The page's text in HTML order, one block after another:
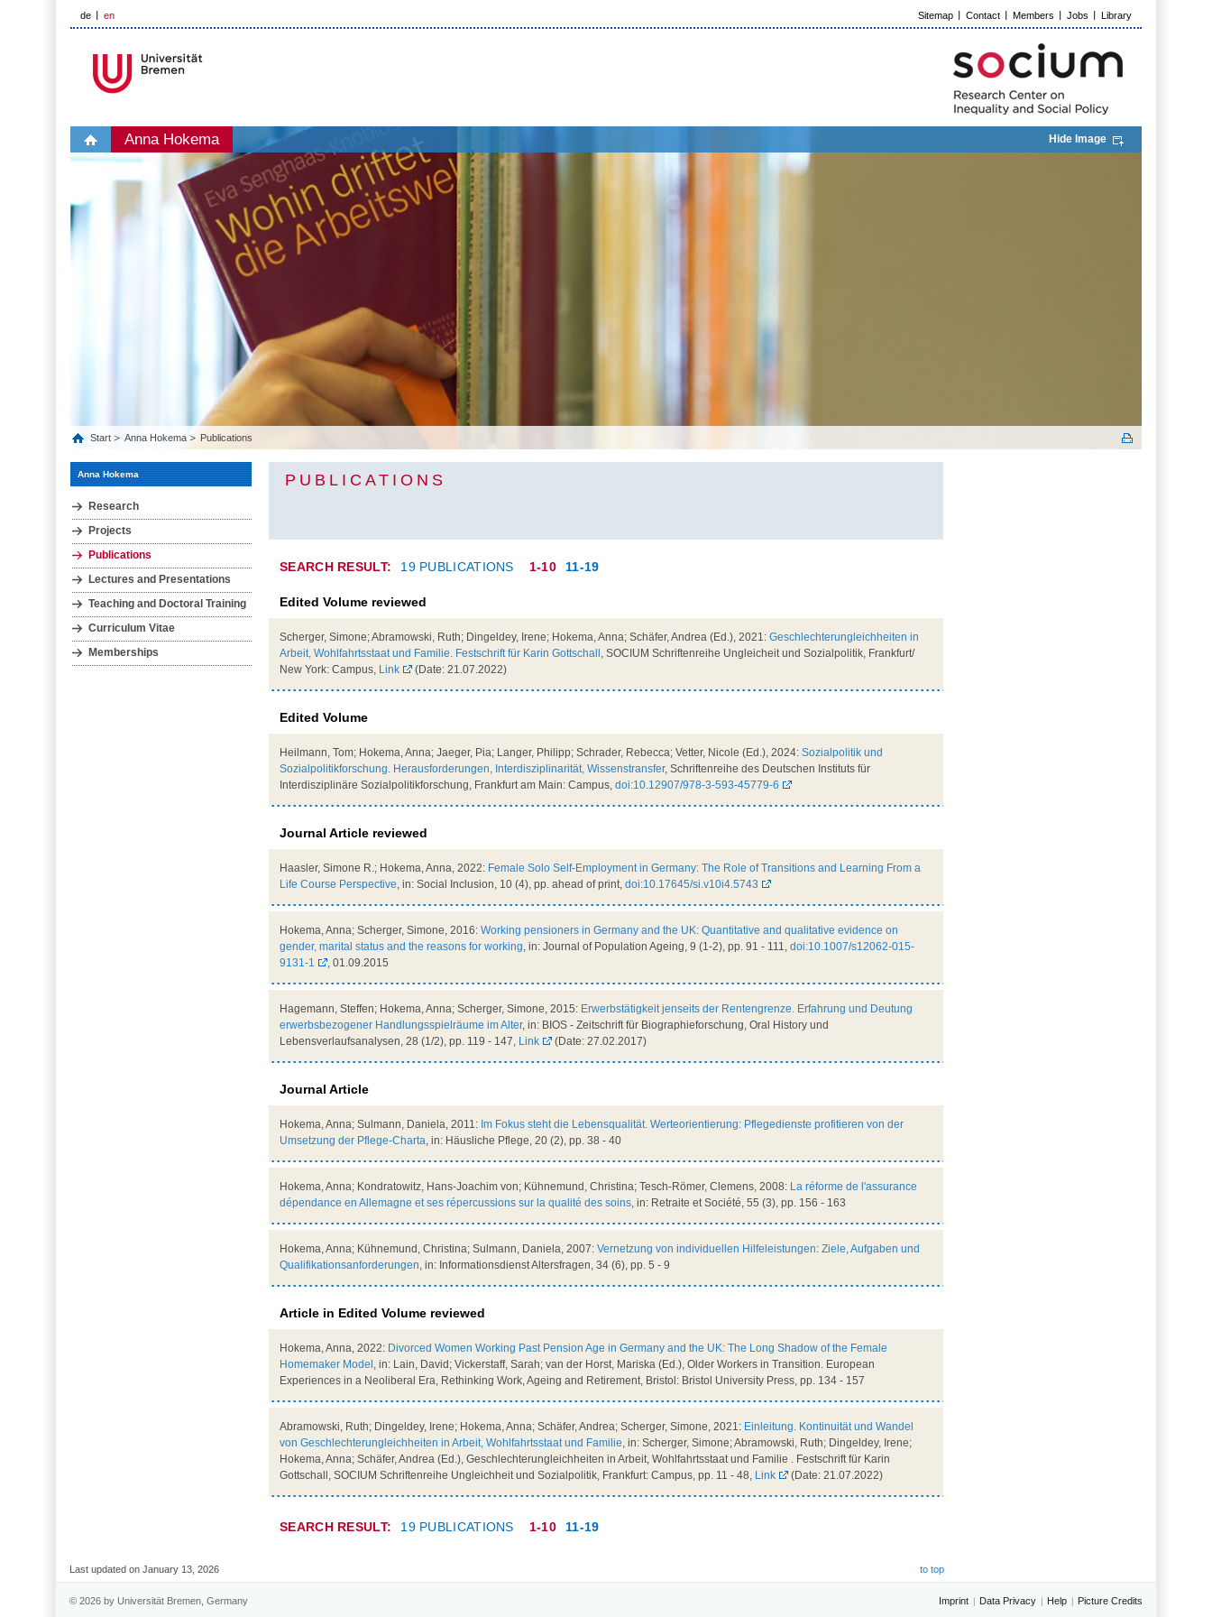
de en Sitemap Contact Members Jobs Library
Anna Hokema Hide Image
Start Anna Hokema Publications
Anna Hokema
Research
Projects
Publications
Lectures and Presentations
Teaching and Doctoral Training
Curriculum Vitae
Memberships
PUBLICATIONS
SEARCH RESULT: 19 PUBLICATIONS 1-10 11-19
Edited Volume reviewed
Scherger, Simone; Abramowski, Ruth; Dingeldey, Irene; Hokema, Anna; Schäfer, Andrea (Ed.), 2021: Geschlechterungleichheiten in
Arbeit, Wohlfahrtsstaat und Familie. Festschrift für Karin Gottschall , SOCIUM Schriftenreihe Ungleicheit und Sozialpolitik, Frankfurt/
New York: Campus, Link (Date: 21.07.2022)
Edited Volume
Heilmann, Tom; Hokema, Anna; Jaeger, Pia; Langer, Philipp; Schrader, Rebecca; Vetter, Nicole (Ed.), 2024: Sozialpolitik und
Sozialpolitikforschung. Herausforderungen, Interdisziplinarität, Wissenstransfer, Schriftenreihe des Deutschen Instituts für
Interdisziplinäre Sozialpolitikforschung, Frankfurt am Main: Campus, doi:10.12907/978-3-593-45779-6
Journal Article reviewed
Haasler, Simone R.; Hokema, Anna, 2022: Female Solo Self-Employment in Germany: The Role of Transitions and Learning From a
Life Course Perspective, in: Social Inclusion, 10 (4), pp. ahead of print, doi:10.17645/si.v10i4.5743
Hokema, Anna; Scherger, Simone, 2016: Working pensioners in Germany and the UK: Quantitative and qualitative evidence on
gender, marital status and the reasons for working, in: Journal of Population Ageing, 9 (1-2), pp. 91 - 111, doi:10.1007/s12062-015-
9131-1
, 01.09.2015
Hagemann, Steffen; Hokema, Anna; Scherger, Simone, 2015: Erwerbstätigkeit jenseits der Rentengrenze. Erfahrung und Deutung
erwerbsbezogener Handlungsspielräume im Alter, in: BIOS - Zeitschrift für Biographieforschung, Oral History und
Lebensverlaufsanalysen, 28 (1/2), pp. 119 - 147, Link (Date: 27.02.2017)
Journal Article
Hokema, Anna; Sulmann, Daniela, 2011: Im Fokus steht die Lebensqualität. Werteorientierung: Pflegedienste profitieren von der
Umsetzung der Pflege-Charta, in: Häusliche Pflege, 20 (2), pp. 38 - 40
Hokema, Anna; Kondratowitz, Hans-Joachim von; Kühnemund, Christina; Tesch-Römer, Clemens, 2008: La réforme de l'assurance
dépendance en Allemagne et ses répercussions sur la qualité des soins, in: Retraite et Société, 55 (3), pp. 156 - 163
Hokema, Anna; Kühnemund, Christina; Sulmann, Daniela, 2007: Vernetzung von individuellen Hilfeleistungen: Ziele, Aufgaben und
Qualifikationsanforderungen, in: Informationsdienst Altersfragen, 34 (6), pp. 5 - 9
Article in Edited Volume reviewed
Hokema, Anna, 2022: Divorced Women Working Past Pension Age in Germany and the UK: The Long Shadow of the Female
Homemaker Model , in: Lain, David; Vickerstaff, Sarah; van der Horst, Mariska (Ed.), Older Workers in Transition. European
Experiences in a Neoliberal Era, Rethinking Work, Ageing and Retirement, Bristol: Bristol University Press, pp. 134 - 157
Abramowski, Ruth; Dingeldey, Irene; Hokema, Anna; Schäfer, Andrea; Scherger, Simone, 2021: Einleitung. Kontinuität und Wandel
von Geschlechterungleichheiten in Arbeit, Wohlfahrtsstaat und Familie, in: Scherger, Simone; Abramowski, Ruth; Dingeldey, Irene;
Hokema, Anna; Schäfer, Andrea (Ed.), Geschlechterungleichheiten in Arbeit, Wohlfahrtsstaat und Familie . Festschrift für Karin
Gottschall, SOCIUM Schriftenreihe Ungleichheit und Sozialpolitik, Frankfurt: Campus, pp. 11 - 48, Link (Date: 21.07.2022)
SEARCH RESULT: 19 PUBLICATIONS 1-10 11-19
Last updated on January 13, 2026 to top
© 2026 by Universität Bremen, Germany Imprint Data Privacy Help Picture Credits